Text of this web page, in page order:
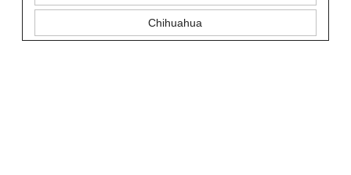
Chihuahua